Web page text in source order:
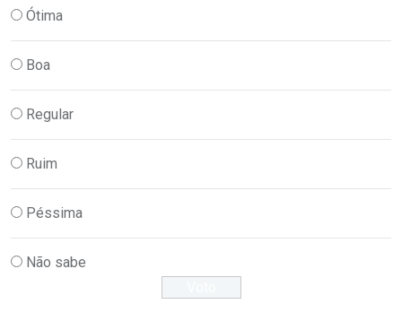
Ótima
Boa
Regular
Ruim
Péssima
Não sabe